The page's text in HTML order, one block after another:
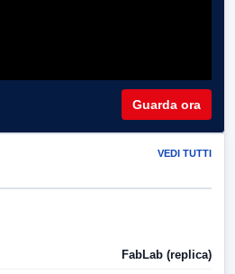
Guarda ora
VEDI TUTTI
FabLab (replica)